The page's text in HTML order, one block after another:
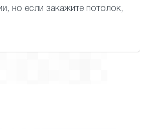
но если закажите потолок,